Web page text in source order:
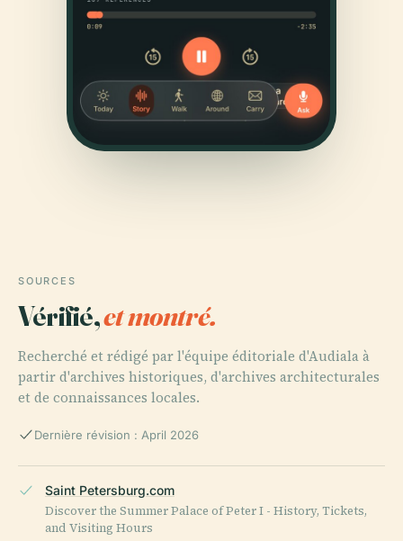
SOURCES
Vérifié,et montré.
Recherché et rédigé par l'équipe éditoriale d'Audiala à
partir d'archives historiques, d'archives architecturales
et de connaissances locales.
Dernière révision : April 2026
Saint Petersburg.com
Discover the Summer Palace of Peter I - History, Tickets,
and Visiting Hours